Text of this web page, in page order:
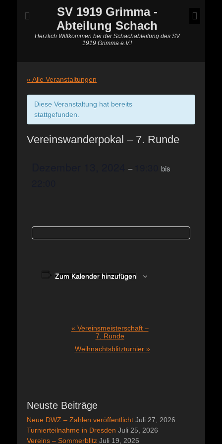
SV 1919 Grimma -
Abteilung Schach
Herzlich Willkommen bei der Schachabteilung des SV
1919 Grimma e.V.!
« Alle Veranstaltungen
Diese Veranstaltung hat bereits
stattgefunden.
Vereinswanderpokal – 7. Runde
– bis
Zum Kalender hinzufügen
Veranstaltung-
« Vereinsmeisterschaft –
7. Runde
Weihnachtsblitzturnier »
Neuste Beiträge
Neue DWZ – Zahlen veröffentlicht Juli 27, 2026
Turnierteilnahme in Dresden Juli 25, 2026
Vereins – Sommerblitz Juli 19, 2026